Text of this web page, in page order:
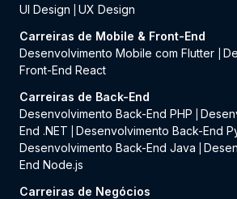
UI Design
UX Design
Carreiras de Mobile & Front-End
Desenvolvimento Mobile com Flutter
Front-End React
Carreiras de Back-End
Desenvolvimento Back-End PHP
End .NET
Desenvolvimento Back-End
Desenvolvimento Back-End Java
End Node.js
Carreiras de Negócios